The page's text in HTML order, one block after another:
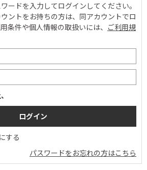
ードを入力してログインしてください。
ントをお持ちの方は、同アカウントでロ
条件や個人情報の取扱いには、 ご利用規
する
パスワードをお忘れの方はこちら